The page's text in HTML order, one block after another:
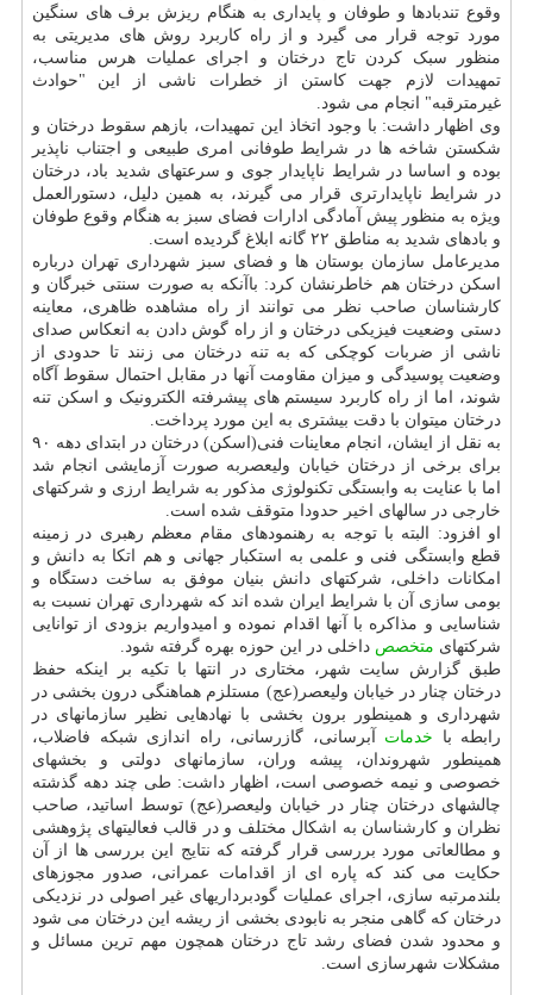
وقوع تندبادها و طوفان و پایداری به هنگام ریزش برف های سنگین
مورد توجه قرار می گیرد و از راه کاربرد روش های مدیریتی به
منظور سبک کردن تاج درختان و اجرای عملیات هرس مناسب،
تمهیدات لازم جهت کاستن از خطرات ناشی از این "حوادث
غیرمترقبه" انجام می شود.
وی اظهار داشت: با وجود اتخاذ این تمهیدات، بازهم سقوط درختان و
شکستن شاخه­ ها در شرایط طوفانی امری طبیعی و اجتناب ناپذیر
بوده و اساسا در شرایط ناپایدار جوی و سرعت­های شدید باد، درختان
در شرایط ناپایدارتری قرار می­ گیرند، به همین دلیل، دستورالعمل
ویژه به منظور پیش آمادگی ادارات فضای سبز به هنگام وقوع طوفان
و بادهای شدید به مناطق ۲۲ گانه ابلاغ گردیده است.
مدیرعامل سازمان بوستان ها و فضای سبز شهرداری تهران درباره
اسکن درختان هم خاطرنشان کرد: باآنکه به صورت سنتی خبرگان و
کارشناسان صاحب نظر می توانند از راه مشاهده ظاهری، معاینه
دستی وضعیت فیزیکی درختان و از راه گوش دادن به انعکاس صدای
ناشی از ضربات کوچکی که به تنه درختان می زنند تا حدودی از
وضعیت پوسیدگی و میزان مقاومت آنها در مقابل احتمال سقوط آگاه
شوند، اما از راه کاربرد سیستم های پیشرفته الکترونیک و اسکن تنه
درختان میتوان با دقت بیشتری به این مورد پرداخت.
به نقل از ایشان، انجام معاینات فنی(اسکن) درختان در ابتدای دهه ۹۰
برای برخی از درختان خیابان ولی­عصربه صورت آزمایشی انجام شد
اما با عنایت به وابستگی تکنولوژی مذکور به شرایط ارزی و شرکت­های
خارجی در سال­های اخیر حدودا متوقف شده است.
او افزود: البته با توجه به رهنمودهای مقام معظم رهبری در زمینه
قطع وابستگی فنی و علمی به استکبار جهانی و هم اتکا به دانش و
امکانات داخلی، شرکت­های دانش بنیان موفق به ساخت دستگاه و
بومی سازی آن با شرایط ایران شده اند که شهرداری تهران نسبت به
شناسایی و مذاکره با آنها اقدام نموده و امیدواریم بزودی از توانایی
شرکتهای متخصص داخلی در این حوزه بهره گرفته شود.
طبق گزارش سایت شهر، مختاری در انتها با تکیه بر اینکه حفظ
درختان چنار در خیابان ولی­عصر(عج) مستلزم هماهنگی درون بخشی در
شهرداری و همینطور برون بخشی با نهادهایی نظیر سازمانهای در
رابطه با خدمات آبرسانی، گازرسانی، راه اندازی شبکه فاضلاب،
همینطور شهروندان، پیشه­ وران، سازمانهای دولتی و بخش­های
خصوصی و نیمه خصوصی است، اظهار داشت: طی چند دهه گذشته
چالش­های درختان چنار در خیابان ولی­عصر(عج) توسط اساتید، صاحب
نظران و کارشناسان به اشکال مختلف و در قالب فعالیتهای پژوهشی
و مطالعاتی مورد بررسی قرار گرفته که نتایج این بررسی ها از آن
حکایت می کند که پاره ای از اقدامات عمرانی، صدور مجوزهای
بلندمرتبه سازی، اجرای عملیات گودبرداری­های غیر اصولی در نزدیکی
درختان که گاهی منجر به نابودی بخشی از ریشه این درختان می شود
و محدود شدن فضای رشد تاج درختان همچون مهم ترین مسائل و
مشکلات شهرسازی است.